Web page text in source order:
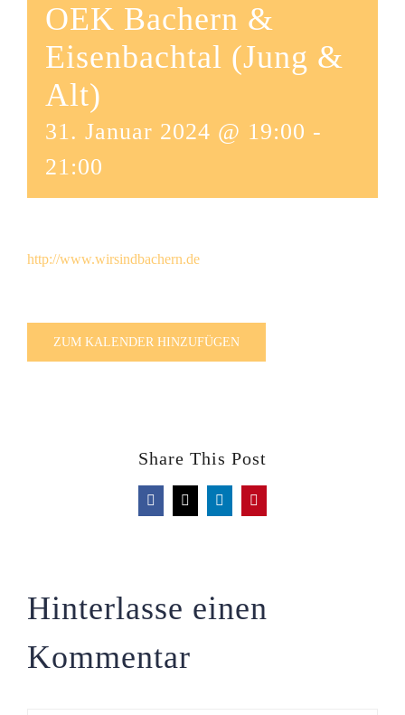
OEK Bachern &
Eisenbachtal (Jung &
Alt)
31. Januar 2024 @ 19:00 -
21:00
http://www.wirsindbachern.de
ZUM KALENDER HINZUFÜGEN
Share This Post
Facebook
X LinkedInPinterest
Hinterlasse einen
Kommentar